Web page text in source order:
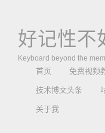
好记性不
Keyboard beyond the
首页 免费视频
技术博文头条
关于我